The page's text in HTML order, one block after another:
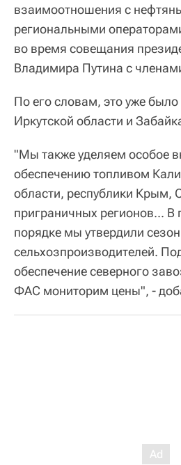
взаимоотношения с
региональными
во время совещания
Владимира Путина с
По его словам, это уже
Иркутской области и
"Мы также уделяем особое
обеспечению топливом
области, республики Крым,
приграничных регионов... В
порядке мы утвердили
сельхозпроизводителей.
обеспечение северного
ФАС мониторим цены", -